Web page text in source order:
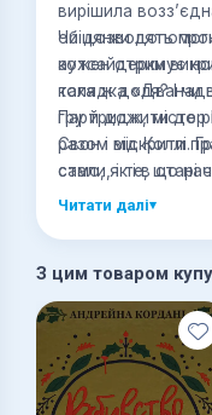
вирішила
обіцянки
кожен отримує
колядка
Партридж,
Свон і міс Коллі.
само, як і в старі
леді Партридж
Чи дозволять
аутсайдерки
така ж доля? І чи
гру й дожити до
разом відкрити
стали, і те, що
ночі дванадцять
Читати далі▾
З цим товаром